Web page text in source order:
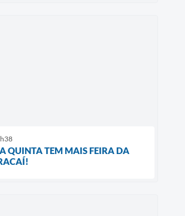
QUINTA TEM MAIS FEIRA DA